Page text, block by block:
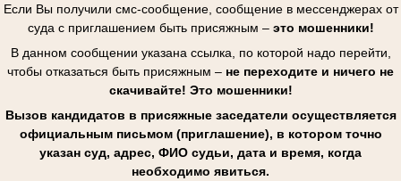
Если Вы получили смс-сообщение, сообщение в мессенджерах от
суда с приглашением быть присяжным – это мошенники!
В данном сообщении указана ссылка, по которой надо перейти,
чтобы отказаться быть присяжным – не переходите и ничего не
скачивайте! Это мошенники!
Вызов кандидатов в присяжные заседатели осуществляется
официальным письмом (приглашение), в котором точно
указан суд, адрес, ФИО судьи, дата и время, когда
необходимо явиться.